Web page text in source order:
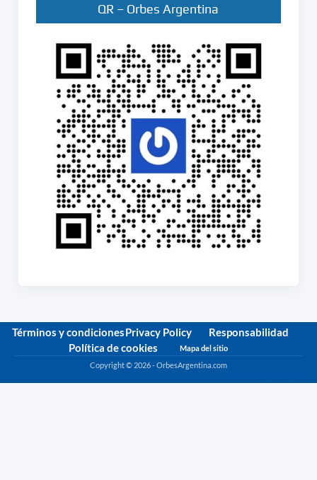
QR – Orbes Argentina
Términos y condicionesPrivacy Policy
Responsabilidad
Política de cookies
Mapa del sitio
Copyright © 2026 - OrbesArgentina.com